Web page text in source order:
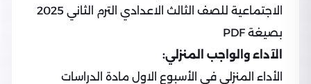
الاجتماعية للصف الثالث الاعدادي الترم الثاني 2025
بصيغة PDF
الآداء والواجب المنزلي:
الأداء المنزلي في الأسبوع الاول مادة الدراسات